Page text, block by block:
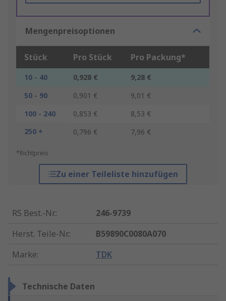
Mengenpreisoptionen
Stück Pro Stück Pro Packung*
10 - 40 0,928 €
9,28 €
50 - 90
0,901 €
9,01 €
100 - 240
0,853 €
8,53 €
250 +
0,796 € 7,96 €
*Richtpreis
Zu einer Teileliste hinzufügen
RS Best.-Nr.:
246-9739
Herst. Teile-Nr.:
B59890C0080A070
Marke: TDK
Technische Daten